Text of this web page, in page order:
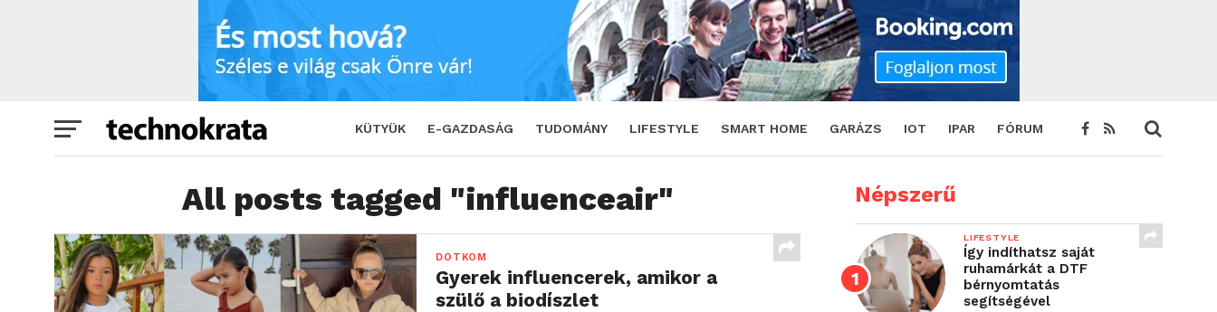
KÜTYÜK E-GAZDASÁG TUDOMÁNY LIFESTYLE SMART HOME GARÁZS IOT IPAR FÓRUM
All posts tagged "influenceair"
DOTKOM
Gyerek influencerek, amikor a
szülő a biodíszlet
Népszerű
LIFESTYLE
Így indíthatsz saját
ruhamárkát a DTF
bérnyomtatás
segítségével